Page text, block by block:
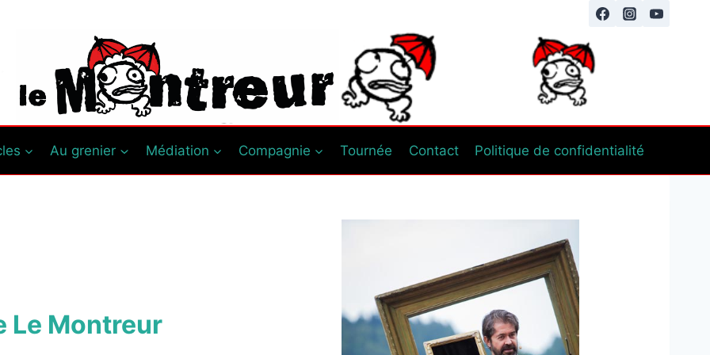
Au grenier Médiation Compagnie Tournée Contact Politique de confidentialité
Le Montreur